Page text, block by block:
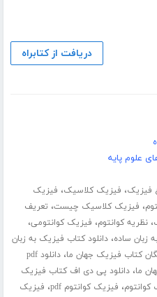
دریافت از کتابراه
علوم پایه
فیزیک، فیزیک کلاسیک، فیزیک
، فیزیک کلاسیک چیست، تعریف
،نظریه کوانتوم، فیزیک کوانتومی،
زبان ساده،دانلود کتاب فیزیک به زبان
کتاب فیزیک جهان ما،
دانلود pdf
ما،دانلود پی دی اف کتاب فیزیک
کوانتوم، فیزیک کوانتوم pdf ، فیزیک